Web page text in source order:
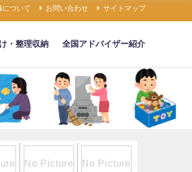
について お問い合わせ サイトマップ
・整理収納 全国アドバイザー紹介